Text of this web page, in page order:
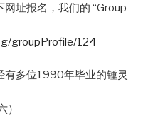
址报名，我们的 “Group
groupProfile/124
有多位1990年毕业的锺灵